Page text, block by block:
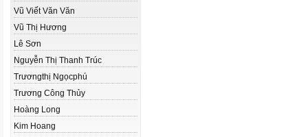
Vũ Viết Văn Văn
Vũ Thị Hương
Lê Sơn
Nguyễn Thị Thanh Trúc
Trươngthị Ngọcphú
Trương Công Thủy
Hoàng Long
Kim Hoang